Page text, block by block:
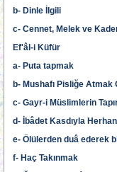
b- Dinle İlgili
c- Cennet, Melek ve
Ef'âl-i Küfür
a- Puta tapmak
b- Mushafı Pisliğe Atmak
c- Gayr-i Müslimlerin
d- İbâdet Kasdıyla
e- Ölülerden duâ ederek
f- Haç Takınmak